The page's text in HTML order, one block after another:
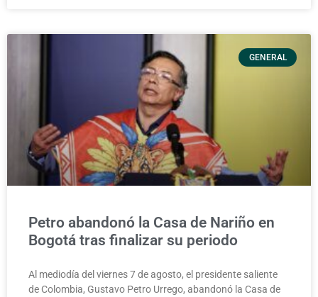
GENERAL
Petro abandonó la Casa de Nariño en
Bogotá tras finalizar su periodo
Al mediodía del viernes 7 de agosto, el presidente saliente
de Colombia, Gustavo Petro Urrego, abandonó la Casa de